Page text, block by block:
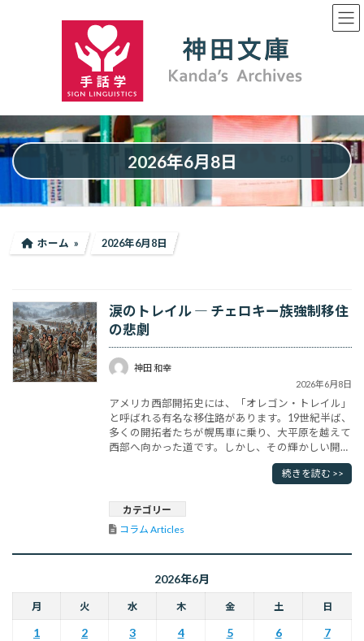
ッ
プ
移
動
2026年6月8日
ホーム 2026年6月8日
涙のトレイル ― チェロキー族強制移住
の悲劇
神田 和幸
2026年6月8日
アメリカ西部開拓史には、「オレゴン・トレイル」
と呼ばれる有名な移住路があります。19世紀半ば、
多くの開拓者たちが幌馬車に乗り、大平原を越えて
西部へ向かった道です。しかし、その輝かしい開拓
物語の陰には、もう一つの「トレイル」が存在しま
した。それが「涙の道（Trail of Tears）」と呼ばれ
年、アメリカ合衆国第7代大統領であった Andrew
J･･･
続きを読む >>
カテゴリー
コラム Articles
2026年6月
月 火 水 木 金 土 日
1 2 3 4 5 6
7